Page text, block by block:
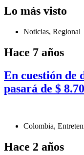
Lo más visto
Noticias, Regional
Hace 7 años
En cuestión de
pasará de $
Colombia,
Hace 2 años